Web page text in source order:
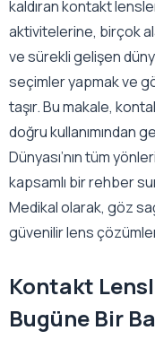
kaldıran kontakt
aktivitelerine, birçok
ve sürekli gelişen
seçimler yapmak ve
taşır. Bu makale,
doğru kullanımından
Dünyası’nın tüm
kapsamlı bir rehber
Medikal olarak, göz
güvenilir lens
Kontakt
Bugüne Bir